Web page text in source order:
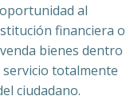
al
financiera o
bienes dentro
servicio totalmente
ciudadano.